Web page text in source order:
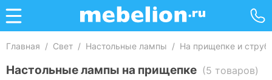
Главная / Свет / Настольные лампы / На прищепке и
Настольные лампы на прищепке (5 товаров)